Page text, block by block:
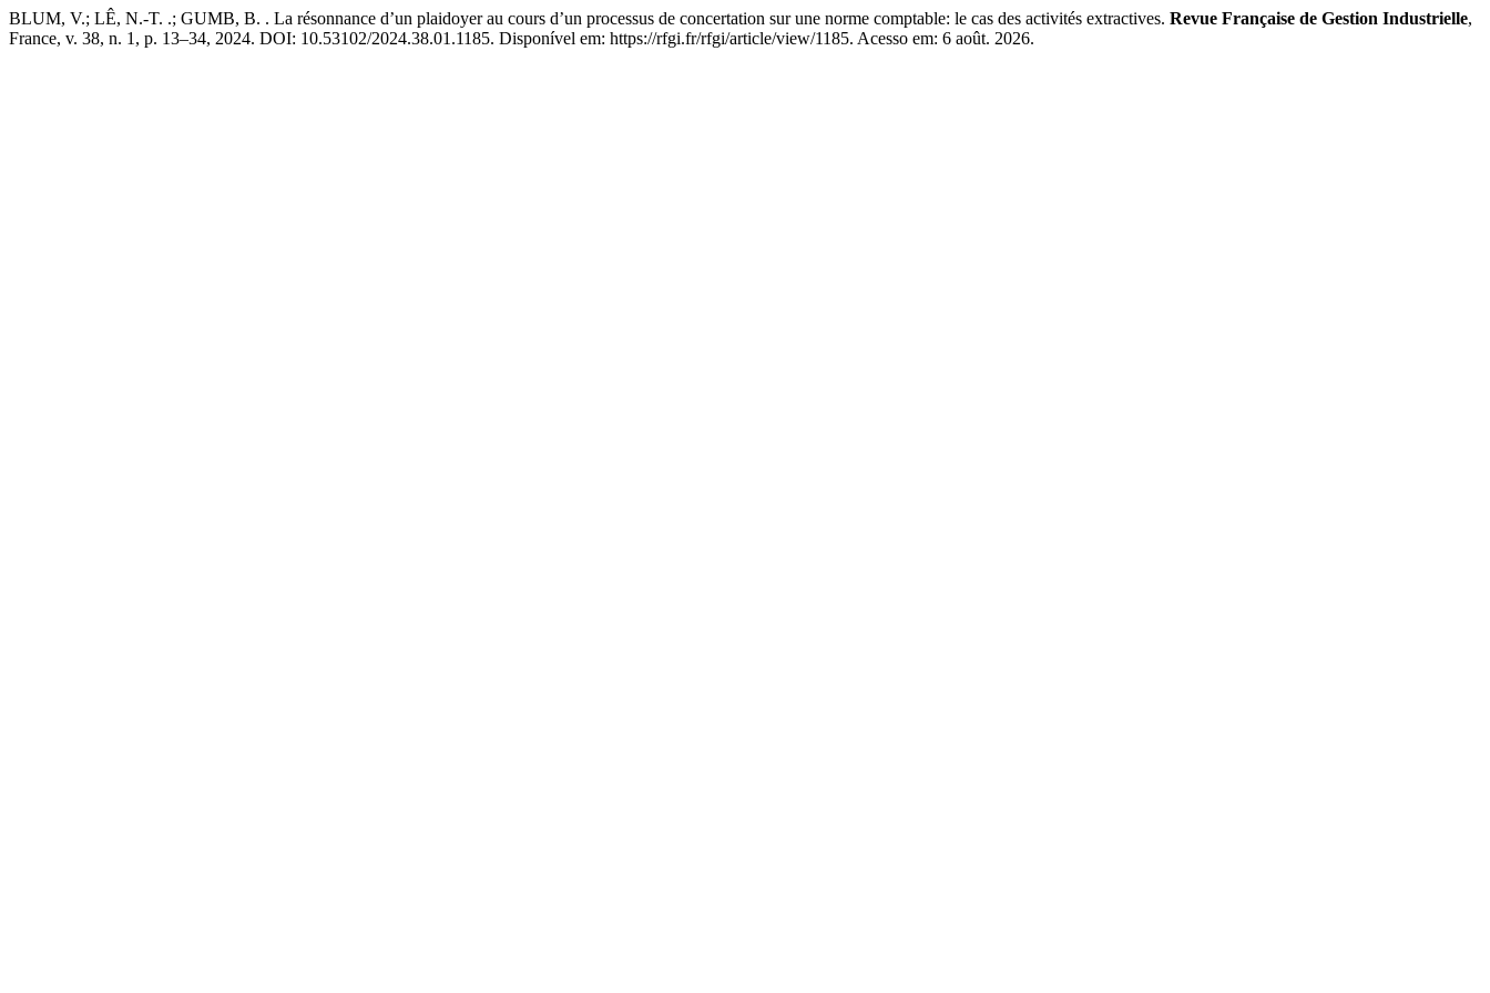
BLUM, V.; LÊ, N.-T. .; GUMB, B. . La résonnance d’un plaidoyer au cours d’un processus de concertation sur une norme comptable: le cas des activités extractives. Revue Française de Gestion Industrielle,
France, v. 38, n. 1, p. 13–34, 2024. DOI: 10.53102/2024.38.01.1185. Disponível em: https://rfgi.fr/rfgi/article/view/1185. Acesso em: 6 août. 2026.